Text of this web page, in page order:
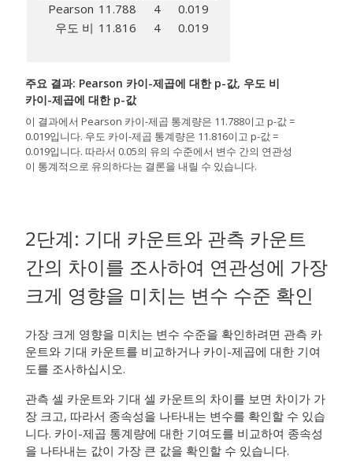
Pearson 11.788 4
0.019
우도 비 11.816 4 0.019
주요 결과: Pearson 카이-제곱에 대한 p-값, 우도 비
카이-제곱에 대한 p-값
이 결과에서 Pearson 카이-제곱 통계량은 11.788이고 p-값 =
0.019입니다. 우도 카이-제곱 통계량은 11.816이고 p-값 =
0.019입니다. 따라서 0.05의 유의 수준에서 변수 간의 연관성
이 통계적으로 유의하다는 결론을 내릴 수 있습니다.
2단계: 기대 카운트와 관측 카운트
간의 차이를 조사하여 연관성에 가장
크게 영향을 미치는 변수 수준 확인
가장 크게 영향을 미치는 변수 수준을 확인하려면 관측 카
운트와 기대 카운트를 비교하거나 카이-제곱에 대한 기여
도를 조사하십시오.
관측 셀 카운트와 기대 셀 카운트의 차이를 보면 차이가 가
장 크고, 따라서 종속성을 나타내는 변수를 확인할 수 있습
니다. 카이-제곱 통계량에 대한 기여도를 비교하여 종속성
을 나타내는 값이 가장 큰 값을 확인할 수 있습니다.